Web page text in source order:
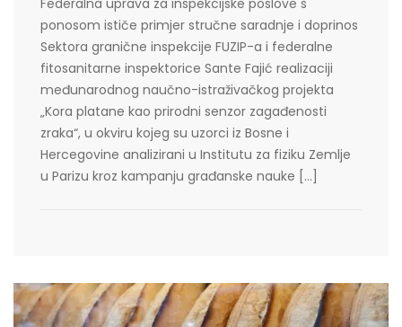
Federalna uprava za inspekcijske poslove s
ponosom ističe primjer stručne saradnje i doprinos
Sektora granične inspekcije FUZIP-a i federalne
fitosanitarne inspektorice Sante Fajić realizaciji
međunarodnog naučno-istraživačkog projekta
„Kora platane kao prirodni senzor zagađenosti
zraka“, u okviru kojeg su uzorci iz Bosne i
Hercegovine analizirani u Institutu za fiziku Zemlje
u Parizu kroz kampanju građanske nauke […]